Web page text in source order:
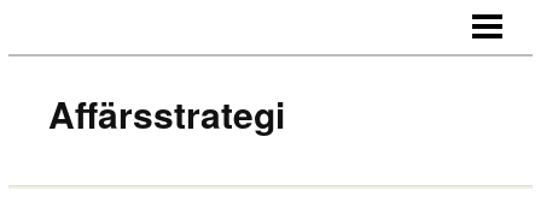
KONTAKT
Affärsstrategi